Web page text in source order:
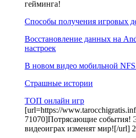
гейминга!
Способы получения игровых
Восстановление данных на
настроек
В новом видео мобильной
Страшные истории
ТОП онлайн игр
[url=https://
71070]Потрясающие события!
видеоиграх изменят мир![/url]